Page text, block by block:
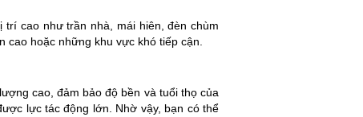
cao như trần nhà, mái hiên, đèn chùm
hoặc những khu vực khó tiếp cận.
cao, đảm bảo độ bền và tuổi thọ của
lực tác động lớn. Nhờ vậy, bạn có thể